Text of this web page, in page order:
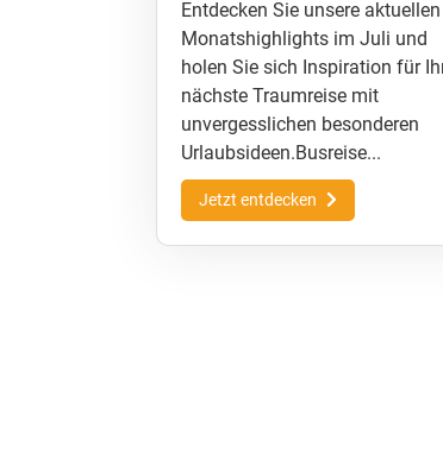
Entdecken Sie unsere aktuellen
Monatshighlights im Juli und
holen Sie sich Inspiration für
nächste Traumreise mit
unvergesslichen besonderen
Urlaubsideen.Busreise...
Jetzt entdecken